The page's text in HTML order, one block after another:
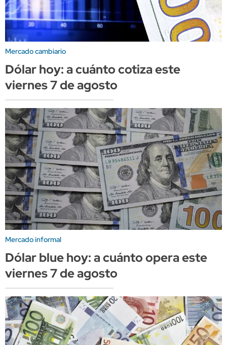
Mercado cambiario
Dólar hoy: a cuánto cotiza este
viernes 7 de agosto
Mercado informal
Dólar blue hoy: a cuánto opera este
viernes 7 de agosto